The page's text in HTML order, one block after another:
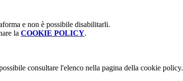
e non è possibile disabilitarli.
la COOKIE POLICY.
consultare l'elenco nella pagina della cookie policy.